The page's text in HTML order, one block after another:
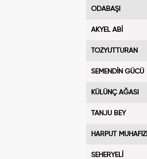
ODABAŞI
AKYEL ABİ
TOZYUTTURAN
SEMENDİN GÜCÜ
KÜLÜNÇ AĞASI
TANJU BEY
HARPUT MUHAFIZI
SEHERYELİ